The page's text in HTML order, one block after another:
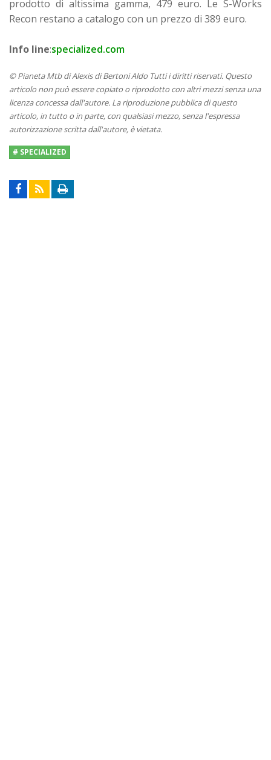
prodotto di altissima gamma, 479 euro. Le S-Works
Recon restano a catalogo con un prezzo di 389 euro.
Info line:specialized.com
© Pianeta Mtb di Alexis di Bertoni Aldo Tutti i diritti riservati. Questo
articolo non può essere copiato o riprodotto con altri mezzi senza una
licenza concessa dall'autore. La riproduzione pubblica di questo
articolo, in tutto o in parte, con qualsiasi mezzo, senza l'espressa
autorizzazione scritta dall'autore, è vietata.
# SPECIALIZED